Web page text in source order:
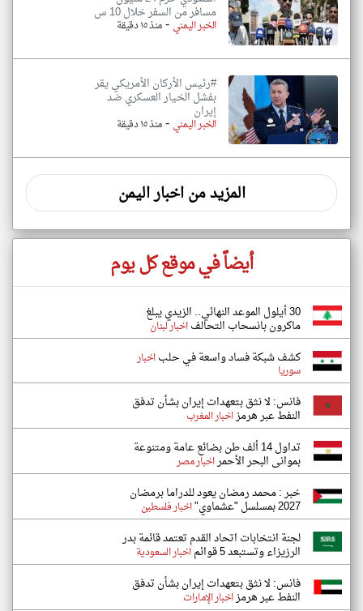
مسافر من السفر خلال 10 س
الخبر اليمني -منذ ١٥ دقيقة
#رئيس الأركان الأمريكي يقر
بفشل الخيار العسكري ضد
إيران
الخبر اليمني -منذ ١٥ دقيقة
المزيد من اخبار اليمن
أيضاً في موقع كل يوم
30 أيلول الموعد النهائي.. الزيدي يبلغ
ماكرون بانسحاب التحالفاخبار لبنان
كشف شبكة فساد واسعة في حلباخبار
سوريا
فانس: لا نثق بتعهدات إيران بشأن تدفق
النفط عبر هرمزاخبار المغرب
تداول 14 ألف طن بضائع عامة ومتنوعة
بموانى البحر الأحمراخبار مصر
خبر : محمد رمضان يعود للدراما برمضان
2027 بمسلسل "عشماوي" اخبار فلسطين
لجنة انتخابات اتحاد القدم تعتمد قائمة بدر
الرزيزاء وتستبعد 5 قوائم اخبار السعودية
فانس: لا نثق بتعهدات إيران بشأن تدفق
النفط عبر هرمزاخبار الإمارات